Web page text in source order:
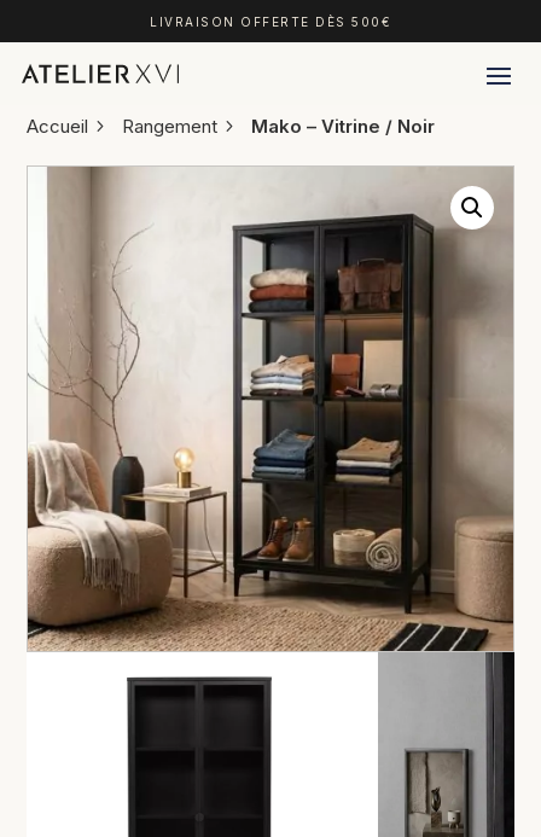
LIVRAISON OFFERTE DÈS 500€
Accueil Rangement Mako – Vitrine / Noir